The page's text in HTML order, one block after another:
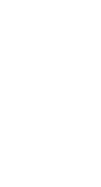
Fischen bei sich
in ganz Deutschland.
einem anderen
verlegen, gilt der
längstens bis